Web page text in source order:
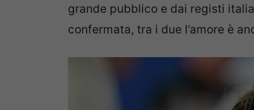
grande pubblico e dai registi
confermata, tra i due l’amore è